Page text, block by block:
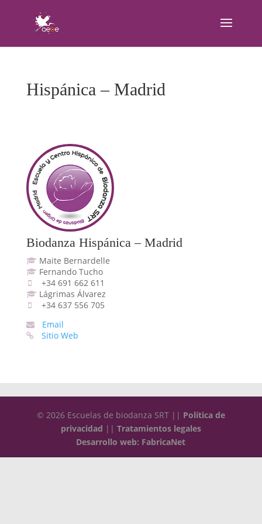
Hispánica – Madrid
Biodanza Hispánica – Madrid
Maite Bernardelle
Fernando Tucho
+34 691 662 611
Lágrimas Álvarez
+34 637 556 705
Email
Sitio Web
© 2026 Escuelas de biodanza SRT || Política de
privacidad || Tratamientos legales
Desarrollo web: FabricaNet